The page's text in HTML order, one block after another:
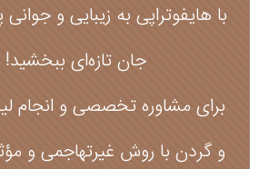
با هایفوتراپی به زیبایی و
جان تازه‌ای ببخشید!
برای مشاوره تخصصی و انجام
و گردن با روش غیرتهاجمی و